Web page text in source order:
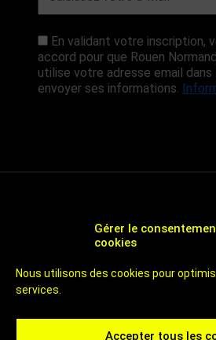
Gérer le
cookies
Nous utilisons des cookies pour
services.
Accepter tous les
En validant votre inscription,
accord pour que Rouen
utilise votre adresse email
envoyer ses informations.
ÉCONOMIQUE ET D'ATTRACTIVITÉ
UN TERRITOIRE DE 800 000
CHOOSE ROUEN - ICI C'EST